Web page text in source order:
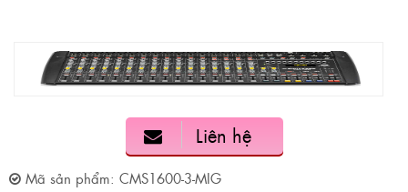
Liên hệ
Mã sản phẩm: CMS1600-3-MIG